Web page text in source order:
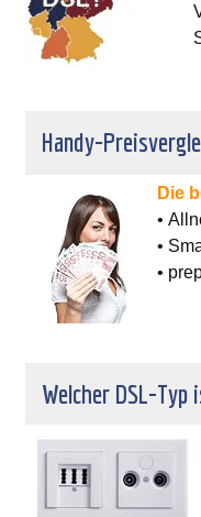
Handy-
Die
•
•
•
Welcher DSL-